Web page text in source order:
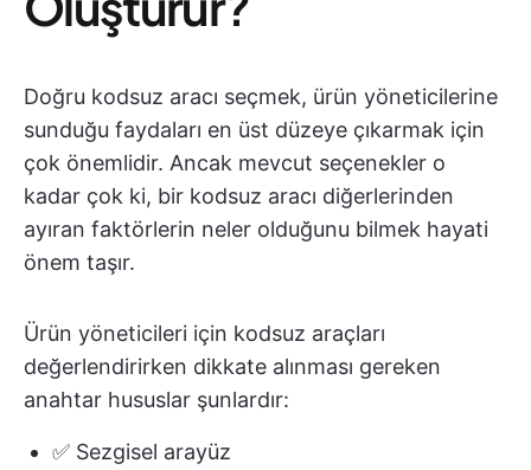
Doğru kodsuz aracı seçmek, ürün yöneticilerine
sunduğu faydaları en üst düzeye çıkarmak için
çok önemlidir. Ancak mevcut seçenekler o
kadar çok ki, bir kodsuz aracı diğerlerinden
ayıran faktörlerin neler olduğunu bilmek hayati
önem taşır.
Ürün yöneticileri için kodsuz araçları
değerlendirirken dikkate alınması gereken
anahtar hususlar şunlardır:
✅ Sezgisel arayüz